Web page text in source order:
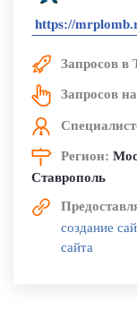
https://
Запросов
Запросов
Регион:
Ставрополь
создание
сайта